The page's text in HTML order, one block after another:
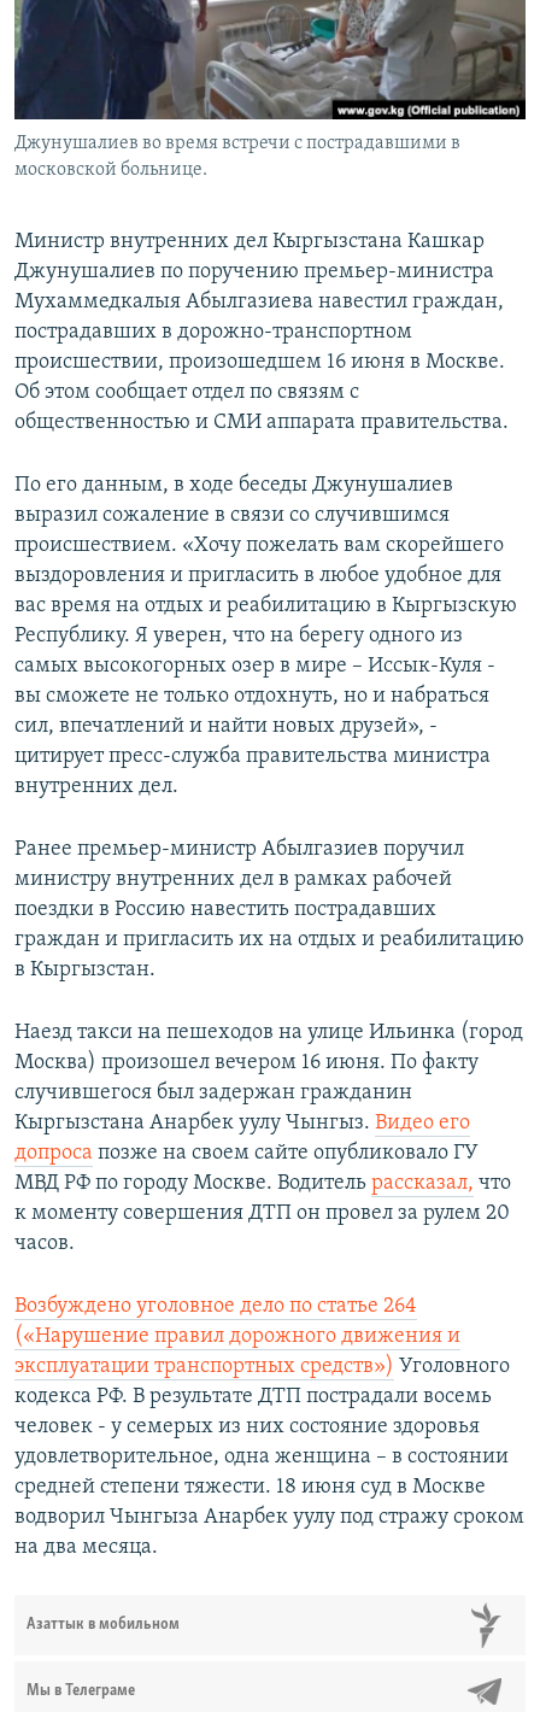
Джунушалиев во время встречи с пострадавшими в
московской больнице.
Министр внутренних дел Кыргызстана Кашкар
Джунушалиев по поручению премьер-министра
Мухаммедкалыя Абылгазиева навестил граждан,
пострадавших в дорожно-транспортном
происшествии, произошедшем 16 июня в Москве.
Об этом сообщает отдел по связям с
общественностью и СМИ аппарата правительства.
По его данным, в ходе беседы Джунушалиев
выразил сожаление в связи со случившимся
происшествием. «Хочу пожелать вам скорейшего
выздоровления и пригласить в любое удобное для
вас время на отдых и реабилитацию в Кыргызскую
Республику. Я уверен, что на берегу одного из
самых высокогорных озер в мире – Иссык-Куля -
вы сможете не только отдохнуть, но и набраться
сил, впечатлений и найти новых друзей», -
цитирует пресс-служба правительства министра
внутренних дел.
Ранее премьер-министр Абылгазиев поручил
министру внутренних дел в рамках рабочей
поездки в Россию навестить пострадавших
граждан и пригласить их на отдых и реабилитацию
в Кыргызстан.
Наезд такси на пешеходов на улице Ильинка (город
Москва) произошел вечером 16 июня. По факту
случившегося был задержан гражданин
Кыргызстана Анарбек уулу Чынгыз. Видео его
допроса позже на своем сайте опубликовало ГУ
МВД РФ по городу Москве. Водитель рассказал, что
к моменту совершения ДТП он провел за рулем 20
часов.
Возбуждено уголовное дело по статье 264
(«Нарушение правил дорожного движения и
эксплуатации транспортных средств») Уголовного
кодекса РФ. В результате ДТП пострадали восемь
человек - у семерых из них состояние здоровья
удовлетворительное, одна женщина – в состоянии
средней степени тяжести. 18 июня суд в Москве
водворил Чынгыза Анарбек уулу под стражу сроком
на два месяца.
Азаттык в мобильном
Мы в Телеграме